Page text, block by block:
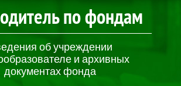
по фондам
об учреждении
и архивных
документах фонда